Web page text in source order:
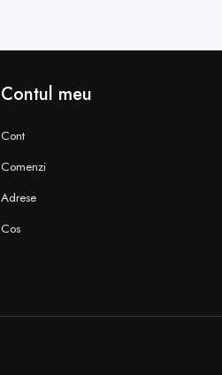
Contul meu
Cont
Comenzi
Adrese
Cos